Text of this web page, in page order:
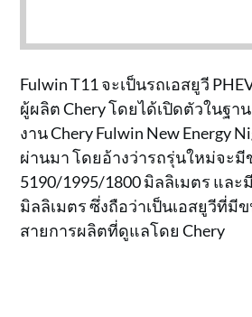
Fulwin T11 จะเป็นรถเอสยูวี
ผู้ผลิต Chery โดยได้เปิดตัวในฐา
งาน Chery Fulwin New Energy
ผ่านมา โดยอ้างว่ารถรุ่นใหม่จะมี
5190/1995/1800 มิลลิเมตร และ
มิลลิเมตร ซึ่งถือว่าเป็นเอสยูวีที่
สายการผลิตที่ดูแลโดย Chery